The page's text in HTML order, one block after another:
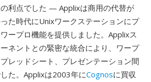
利点でした — Applixは商用の代替が
た時代にUnixワークステーションにプ
ープロ機能を提供しました。Applixス
ネントとの緊密な統合により、ワープ
レッドシート、プレゼンテーション間
た。Applixは2003年にCognosに買収